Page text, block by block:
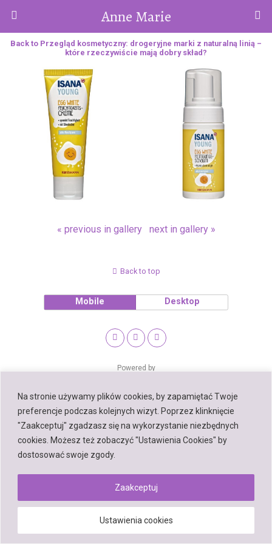
Na stronie używamy plików cookies, by zapamiętać Twoje
preferencje podczas kolejnych wizyt. Poprzez klinknięcie
"Zaakceptuj" zgadzasz się na wykorzystanie niezbędnych
cookies. Możesz też zobaczyć "Ustawienia Cookies" by
dostosować swoje zgody.
Ustawienia cookies
Zaakceptuj
Anne Marie
Back to Przegląd kosmetyczny: drogeryjne marki z naturalną linią –
które rzeczywiście mają dobry skład?
« previous in gallery next in gallery »
Back to top
Mobile Desktop
Powered by